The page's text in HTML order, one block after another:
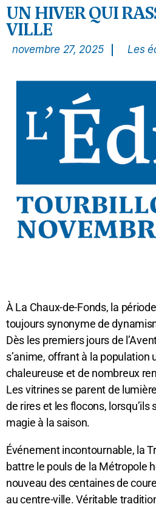
UN HIVER QUI
VILLE
novembre 27, 2025 Les
À La Chaux-de-Fonds, la
toujours synonyme de
Dès les premiers jours de
s’anime, offrant à la population
chaleureuse et de nombreux
Les vitrines se parent de
de rires et les flocons, lorsqu’ils
magie à la saison.
Événement incontournable, la
battre le pouls de la Métropole
nouveau des centaines de
au centre-ville. Véritable